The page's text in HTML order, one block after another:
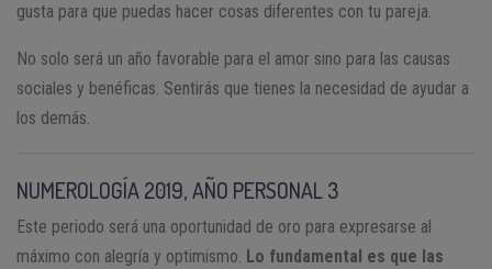
gusta para que puedas hacer cosas diferentes con tu pareja.
No solo será un año favorable para el amor sino para las causas
sociales y benéficas. Sentirás que tienes la necesidad de ayudar a
los demás.
NUMEROLOGÍA 2019, AÑO PERSONAL 3
Este periodo será una oportunidad de oro para expresarse al
máximo con alegría y optimismo. Lo fundamental es que las